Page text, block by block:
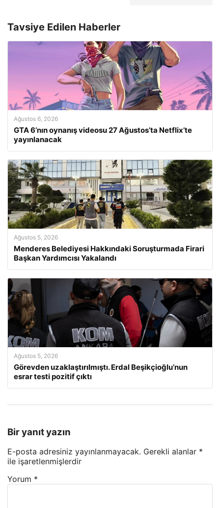
Tavsiye Edilen Haberler
Ağustos 6, 2026
GTA 6’nın oynanış videosu 27 Ağustos’ta Netflix’te
yayınlanacak
Ağustos 5, 2026
Menderes Belediyesi Hakkındaki Soruşturmada Firari
Başkan Yardımcısı Yakalandı
Ağustos 5, 2026
Görevden uzaklaştırılmıştı. Erdal Beşikçioğlu’nun
esrar testi pozitif çıktı
Bir yanıt yazın
E-posta adresiniz yayınlanmayacak. Gerekli alanlar *
ile işaretlenmişlerdir
Yorum *